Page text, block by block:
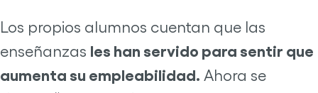
Los propios alumnos cuentan que las
enseñanzas les han servido para sentir que
aumenta su empleabilidad. Ahora se